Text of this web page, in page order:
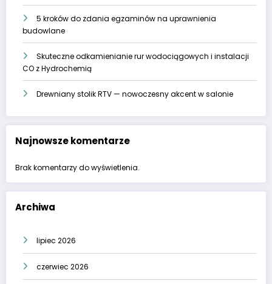
5 kroków do zdania egzaminów na uprawnienia
budowlane
Skuteczne odkamienianie rur wodociągowych i instalacji
CO z Hydrochemią
Drewniany stolik RTV — nowoczesny akcent w salonie
Najnowsze komentarze
Brak komentarzy do wyświetlenia.
Archiwa
lipiec 2026
czerwiec 2026